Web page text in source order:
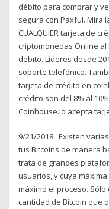
débito para comprar y
segura con Paxful. Mira
CUALQUIER tarjeta de
criptomonedas Online
debito. Líderes desde
soporte telefónico.
tarjeta de crédito en
crédito son del 8% al
Coinhouse.io acepta
9/21/2018 · Existen
tus Bitcoins de manera
trata de grandes
usuarios, y cuya
máximo el proceso.
cantidad de Bitcoin que